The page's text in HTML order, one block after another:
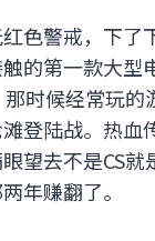
色警戒，下了
的第一款大型
时候经常玩的
登陆战。热血
望去不是CS就
年赚翻了。